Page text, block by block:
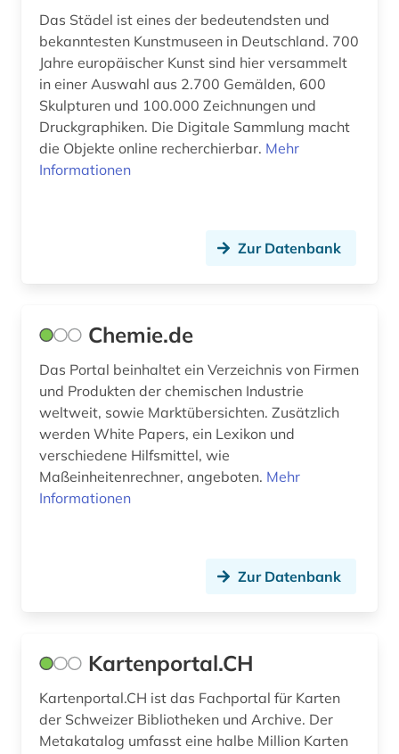
belgien (2)
belgienforschung (1)
belletristik (3)
belutschisch (1)
bengali (1)
berichte (1)
berlin (8)
berliner mauer (1)
beruf (1)
berufliche bildung (1)
berufsforschung (1)
beschaffung (1)
beschäftigung (1)
Das Städel ist eines der bedeutendsten und
bekanntesten Kunstmuseen in Deutschland. 700
Jahre europäischer Kunst sind hier versammelt
in einer Auswahl aus 2.700 Gemälden, 600
Skulpturen und 100.000 Zeichnungen und
Druckgraphiken. Die Digitale Sammlung macht
die Objekte online recherchierbar. Mehr
Informationen
Zur Datenbank
Chemie.de
Das Portal beinhaltet ein Verzeichnis von Firmen
und Produkten der chemischen Industrie
weltweit, sowie Marktübersichten. Zusätzlich
werden White Papers, ein Lexikon und
verschiedene Hilfsmittel, wie
Maßeinheitenrechner, angeboten. Mehr
Informationen
Zur Datenbank
Kartenportal.CH
Kartenportal.CH ist das Fachportal für Karten
der Schweizer Bibliotheken und Archive. Der
Metakatalog umfasst eine halbe Million Karten